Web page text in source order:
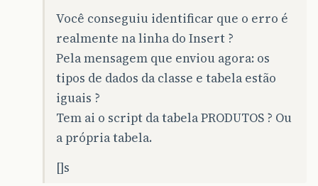
Você conseguiu identificar que o erro é
realmente na linha do Insert ?
Pela mensagem que enviou agora: os
tipos de dados da classe e tabela estão
iguais ?
Tem ai o script da tabela PRODUTOS ? Ou
a própria tabela.
[]s